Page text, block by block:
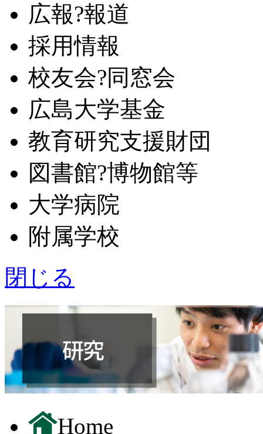
広報?報道
採用情報
校友会?同窓会
広島大学基金
教育研究支援財団
図書館?博物館等
大学病院
附属学校
閉じる
Home